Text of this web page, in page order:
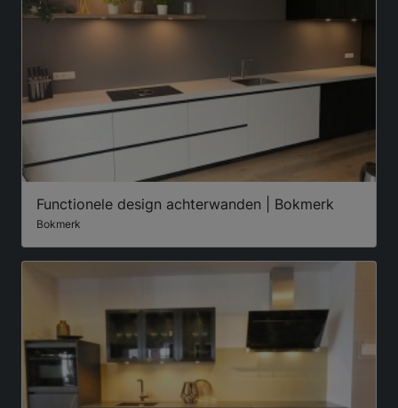
Functionele design achterwanden | Bokmerk
Bokmerk